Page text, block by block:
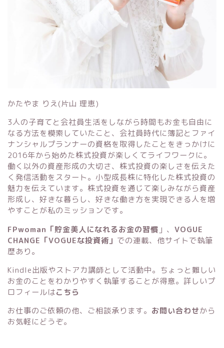
かたやま りえ(片山 理恵)
3人の子育てと会社員生活をしながら時間もお金も自由に
なる方法を模索していたこと、会社員時代に簿記とファイ
ナンシャルプランナーの資格を取得したことをきっかけに
2016年から始めた株式投資が楽しくてライフワークに。
働く以外の資産形成の大切さ、株式投資の楽しさを伝えた
く発信活動をスタート。小型成長株に特化した株式投資の
魅力を伝えています。株式投資を通じて楽しみながら資産
形成し、好きな暮らし、好きな働き方を実現できる人を増
やすことが私のミッションです。
FPwoman「貯金美人になれるお金の習慣 」 、 VOGUE
CHANGE「VOGUEな投資術」 での連載、他サイトで執筆
歴あり。
Kindle出版やストアカ講師として活動中。ちょっと難しい
お金のことをわかりやすく執筆することが得意。詳しいプ
ロフィールはこちら
お仕事のご依頼の他、ご相談承ります。 お問い合わせから
お気軽にどうぞ。